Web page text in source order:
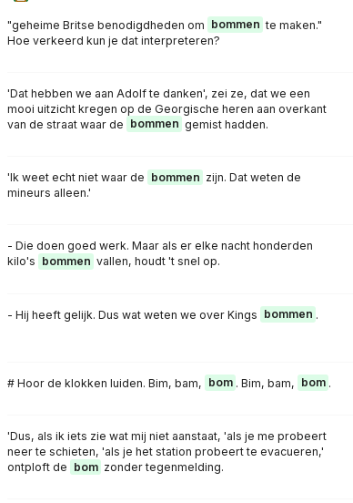
"geheime Britse benodigdheden om bommen te maken."
Hoe verkeerd kun je dat interpreteren?
'Dat hebben we aan Adolf te danken', zei ze, dat we een
mooi uitzicht kregen op de Georgische heren aan overkant
van de straat waar de
bommen gemist hadden.
'Ik weet echt niet waar de bommen zijn. Dat weten de
mineurs alleen.'
- Die doen goed werk. Maar als er elke nacht honderden
kilo's bommen vallen, houdt 't snel op.
- Hij heeft gelijk. Dus wat weten we over Kings bommen .
# Hoor de klokken luiden. Bim, bam, bom . Bim, bam, bom .
'Dus, als ik iets zie wat mij niet aanstaat, 'als je me probeert
neer te schieten, 'als je het station probeert te evacueren,'
ontploft de bom zonder tegenmelding.